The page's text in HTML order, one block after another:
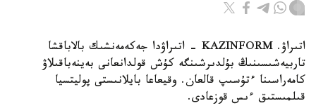
اتىراۋ. KAZINFORM - اتىراۋدا جەكەمەنشىك بالاباقشا
تاربيەشىسىنىڭ بۇلدىرشىنگە كۇش قولدانعانى بەينەباقىلاۋ
كامەراسىنا ءتۇسىپ قالعان. وقيعاعا بايلانىستى پوليتسيا
قىلمىستىق ءىس قوزعادى.